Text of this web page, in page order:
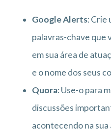
Google Alerts: Crie
palavras-chave que
em sua área de
e o nome dos seus
Quora: Use-o para
discussões
acontecendo na sua